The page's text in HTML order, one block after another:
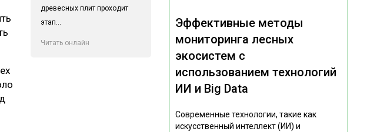
древесных плит проходит
этап...
Читать онлайн
Эффективные методы
мониторинга лесных
экосистем с
использованием технологий
ИИ и Big Data
Современные технологии, такие как
искусственный интеллект (ИИ) и